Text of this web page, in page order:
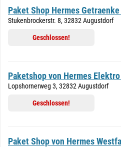
Paket Shop Hermes
Stukenbrockerstr. 8, 32832 Augustdorf
Geschlossen!
Paketshop von Hermes
Lopshornerweg 3, 32832 Augustdorf
Geschlossen!
Paket Shop von Hermes